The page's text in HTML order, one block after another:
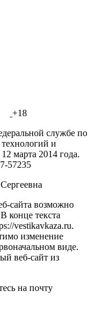
+18
службе по
и
марта 2014 года.
57235
сайта возможно
конце текста
vestikavkaza.ru.
изменение
виде.
веб-сайт из
на почту